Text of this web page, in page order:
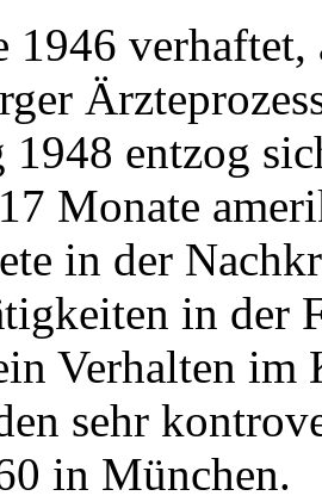
1946
1948 entzog
Monate
in der
in der
Verhalten
sehr
in München.